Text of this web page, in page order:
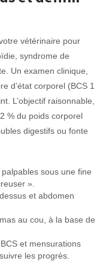
vétérinaire pour
syndrome de
Un examen clinique,
d’état corporel (BCS 1
L’objectif raisonnable,
% du poids corporel
digestifs ou fonte
sous une fine
».
et abdomen
au cou, à la base de
et mensurations
les progrès.